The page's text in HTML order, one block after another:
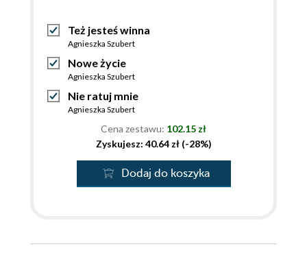
Też jesteś winna
Agnieszka Szubert
Nowe życie
Agnieszka Szubert
Nie ratuj mnie
Agnieszka Szubert
Cena zestawu: 102.15 zł
Zyskujesz: 40.64 zł (-28%)
Dodaj do koszyka